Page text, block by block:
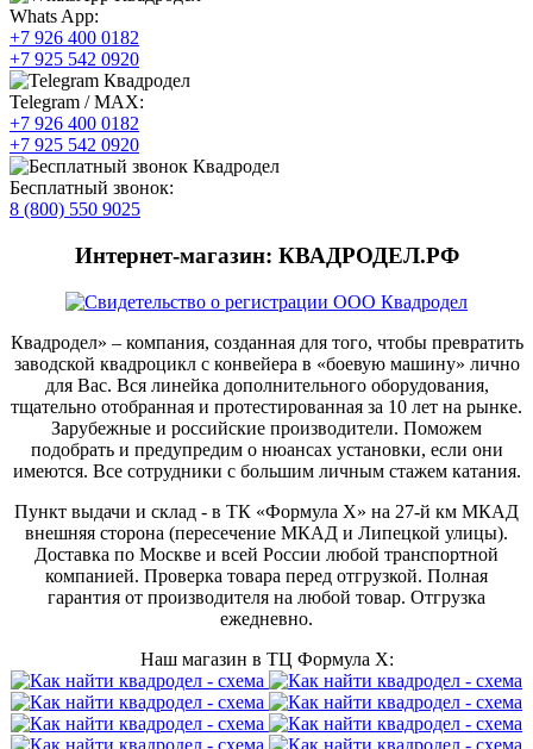
Whats App:
+7 926 400 0182
+7 925 542 0920
Telegram / MAX:
+7 926 400 0182
+7 925 542 0920
Бесплатный звонок:
8 (800) 550 9025
Интернет-магазин: КВАДРОДЕЛ.РФ
Квадродел» – компания, созданная для того, чтобы превратить
заводской квадроцикл с конвейера в «боевую машину» лично
для Вас. Вся линейка дополнительного оборудования,
тщательно отобранная и протестированная за 10 лет на рынке.
Зарубежные и российские производители. Поможем
подобрать и предупредим о нюансах установки, если они
имеются. Все сотрудники с большим личным стажем катания.
Пункт выдачи и склад - в ТК «Формула X» на 27-й км МКАД
внешняя сторона (пересечение МКАД и Липецкой улицы).
Доставка по Москве и всей России любой транспортной
компанией. Проверка товара перед отгрузкой. Полная
гарантия от производителя на любой товар. Отгрузка
ежедневно.
Наш магазин в ТЦ Формула Х: